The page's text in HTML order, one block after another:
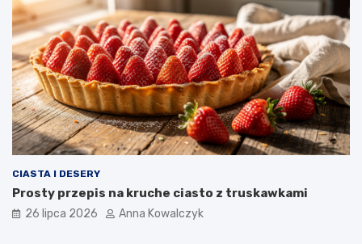
CIASTA I DESERY
Prosty przepis na kruche ciasto z truskawkami
26 lipca 2026 Anna Kowalczyk